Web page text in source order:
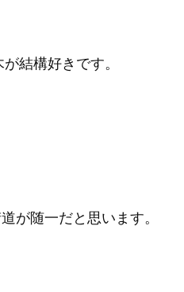
結構好きです。
が随一だと思います。